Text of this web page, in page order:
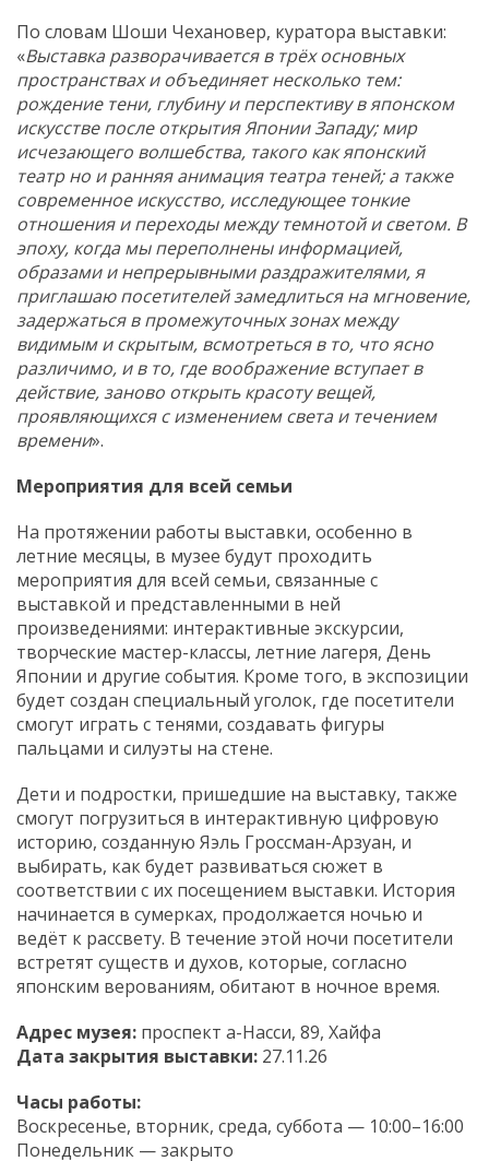
По словам Шоши Чехановер, куратора выставки:
«Выставка разворачивается в трёх основных
пространствах и объединяет несколько тем:
рождение тени, глубину и перспективу в японском
искусстве после открытия Японии Западу; мир
исчезающего волшебства, такого как японский
театр но и ранняя анимация театра теней; а также
современное искусство, исследующее тонкие
отношения и переходы между темнотой и светом. В
эпоху, когда мы переполнены информацией,
образами и непрерывными раздражителями, я
приглашаю посетителей замедлиться на мгновение,
задержаться в промежуточных зонах между
видимым и скрытым, всмотреться в то, что ясно
различимо, и в то, где воображение вступает в
действие, заново открыть красоту вещей,
проявляющихся с изменением света и течением
времени».
Мероприятия для всей семьи
На протяжении работы выставки, особенно в
летние месяцы, в музее будут проходить
мероприятия для всей семьи, связанные с
выставкой и представленными в ней
произведениями: интерактивные экскурсии,
творческие мастер-классы, летние лагеря, День
Японии и другие события. Кроме того, в экспозиции
будет создан специальный уголок, где посетители
смогут играть с тенями, создавать фигуры
пальцами и силуэты на стене.
Дети и подростки, пришедшие на выставку, также
смогут погрузиться в интерактивную цифровую
историю, созданную Яэль Гроссман-Арзуан, и
выбирать, как будет развиваться сюжет в
соответствии с их посещением выставки. История
начинается в сумерках, продолжается ночью и
ведёт к рассвету. В течение этой ночи посетители
встретят существ и духов, которые, согласно
японским верованиям, обитают в ночное время.
Адрес музея: проспект а-Насси, 89, Хайфа
Дата закрытия выставки: 27.11.26
Часы работы:
Воскресенье, вторник, среда, суббота — 10:00–16:00
Понедельник — закрыто